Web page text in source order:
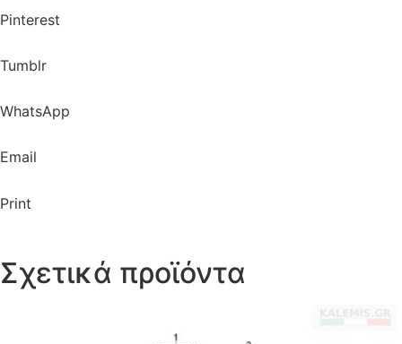
Pinterest
Tumblr
WhatsApp
Email
Print
Σχετικά προϊόντα